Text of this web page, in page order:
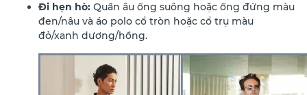
Đi hẹn hò: Quần âu ống suông hoặc ống đứng màu
đen/nâu và áo polo cổ tròn hoặc cổ trụ màu
đỏ/xanh dương/hồng.